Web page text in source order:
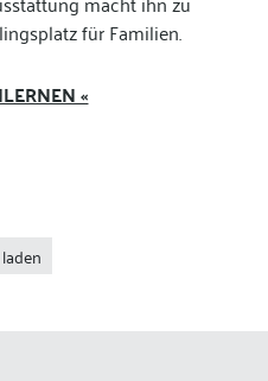
für Familien.
«